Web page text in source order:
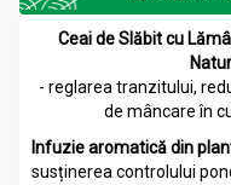
Ceai de Slăbit cu
- reglarea tranzitului,
de mâncare în
Infuzie aromatică din
susținerea controlului